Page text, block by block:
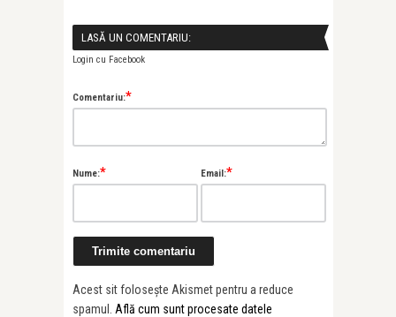
LASĂ UN COMENTARIU:
Login cu Facebook
Comentariu:*
Nume:* Email:*
Acest sit folosește Akismet pentru a reduce
spamul. Află cum sunt procesate datele